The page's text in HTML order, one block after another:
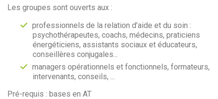
Les groupes sont ouverts aux :
professionnels de la relation d’aide et du soin :
psychothérapeutes, coachs, médecins, praticiens
énergéticiens, assistants sociaux et éducateurs,
conseillères conjugales...
managers opérationnels et fonctionnels, formateurs,
intervenants, conseils, ...
Pré-requis : bases en AT